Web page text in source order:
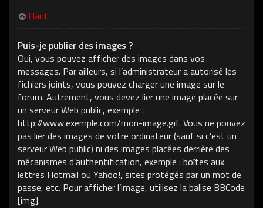
Haut
Puis-je publier des images ?
Oui, vous pouvez afficher des images dans vos
messages. Par ailleurs, si l’administrateur a autorisé les
fichiers joints, vous pouvez charger une image sur le
forum. Autrement, vous devez lier une image placée sur
un serveur Web public, exemple :
http://www.exemple.com/mon-image.gif. Vous ne pouvez
pas lier des images de votre ordinateur (sauf si c’est un
serveur Web public) ni des images placées derrière des
mécanismes d’authentification, exemple : boîtes aux
lettres Hotmail ou Yahoo!, sites protégés par un mot de
passe, etc. Pour afficher l’image, utilisez la balise BBCode
[img].